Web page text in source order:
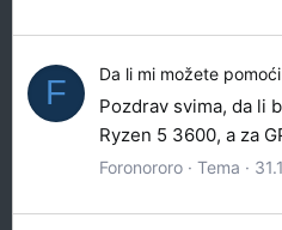
F Da li mi možete
Pozdrav svima, da li
Ryzen 5 3600, a za
Foronororo Tema